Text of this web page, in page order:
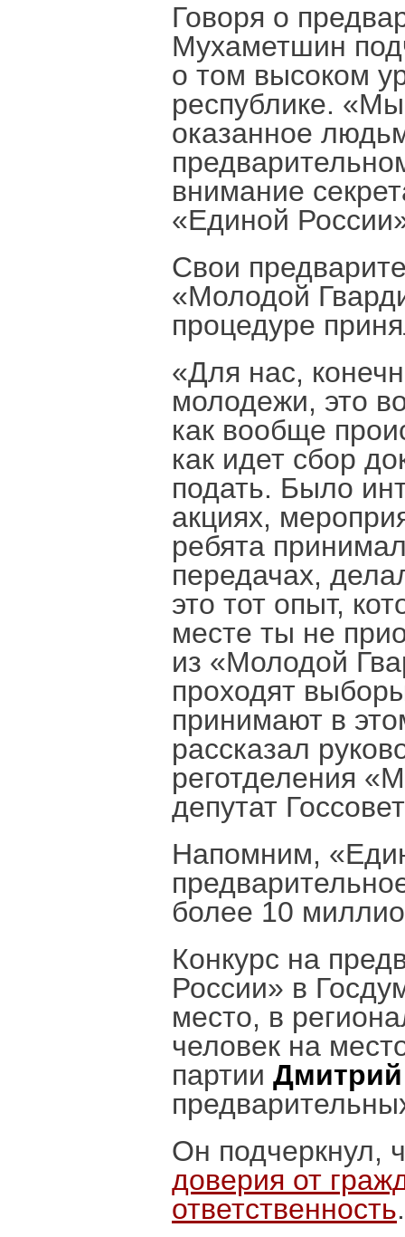
Говоря о
Мухаметшин
о том высоком
республике.
оказанное
внимание
«Единой
Свои
«Молодой
процедуре
«Для нас,
молодежи, это
как вообще
как идет сбор
подать. Было
акциях,
ребята
передачах,
это тот опыт,
месте ты не
из «Молодой
проходят
принимают в
рассказал
реготделения
депутат
Напомним,
более 10
Конкурс на
России» в
место, в
человек на
партии
Он подчеркнул,
доверия от
ответственность.